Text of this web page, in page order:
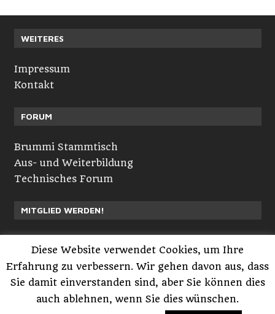
WEITERES
Impressum
Kontakt
FORUM
Brummi Stammtisch
Aus- und Weiterbildung
Technisches Forum
MITGLIED WERDEN!
Registrieren
Anmelden
Diese Website verwendet Cookies, um Ihre
Erfahrung zu verbessern. Wir gehen davon aus, dass
Sie damit einverstanden sind, aber Sie können dies
auch ablehnen, wenn Sie dies wünschen.